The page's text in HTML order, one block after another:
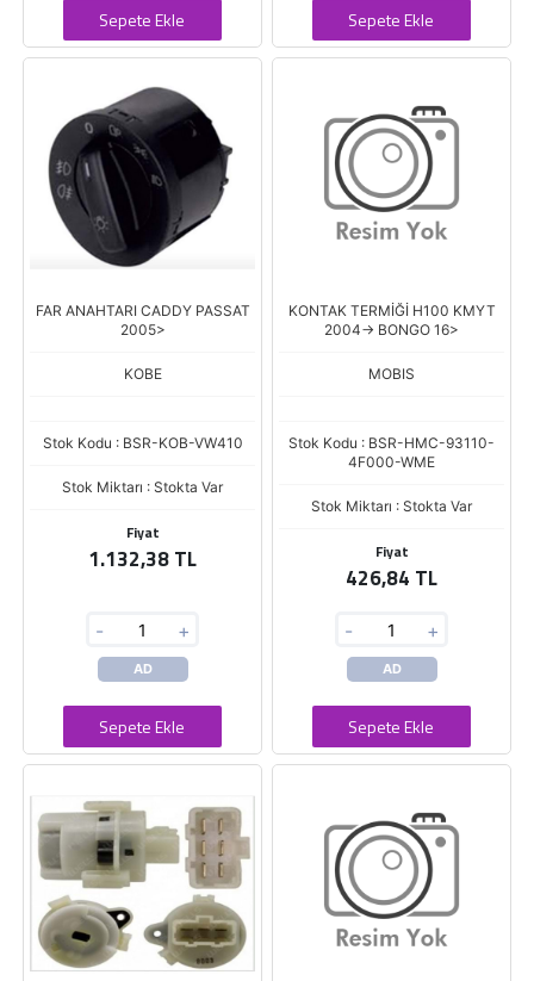
Sepete Ekle Sepete Ekle
FAR ANAHTARI CADDY PASSAT
2005>
KOBE
Stok Kodu : BSR-KOB-VW410
Stok Miktarı : Stokta Var
Fiyat
1.132,38 TL
- +
AD
Sepete Ekle
KONTAK TERMİĞİ H100 KMYT
2004-> BONGO 16>
MOBIS
Stok Kodu : BSR-HMC-93110-
4F000-WME
Stok Miktarı : Stokta Var
Fiyat
426,84 TL
- +
AD
Sepete Ekle